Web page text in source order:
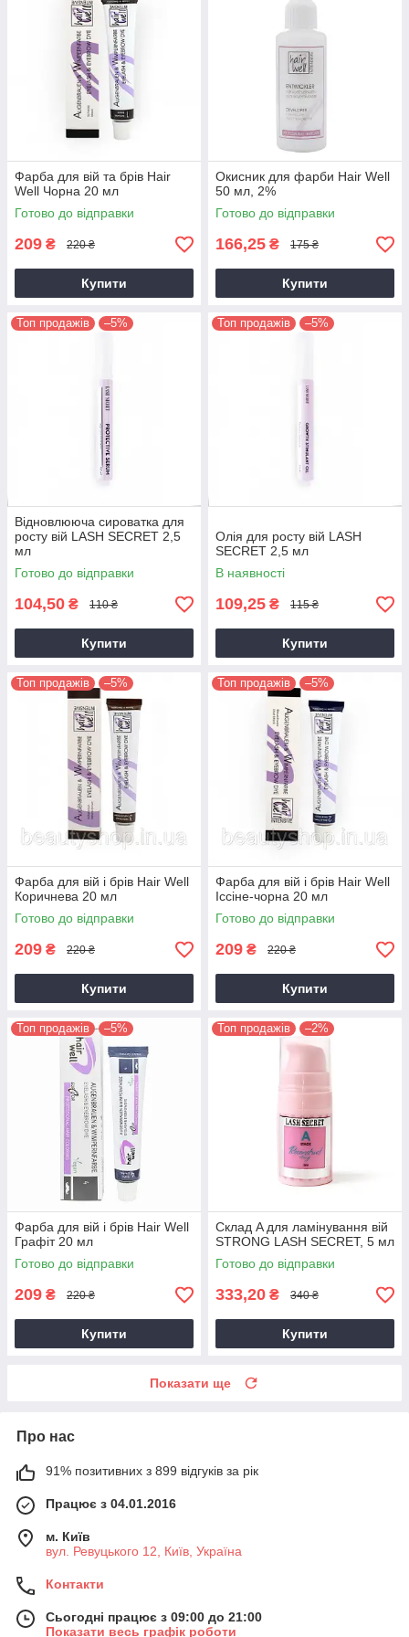
Фарба для вій та брів Hair
Well Чорна 20 мл
Готово до відправки
209 ₴ 220 ₴
Купити
Окисник для фарби Hair Well
50 мл, 2%
Готово до відправки
166,25 ₴ 175 ₴
Купити
Топ продажів –5%
Відновлююча сироватка для
росту вій LASH SECRET 2,5
мл
Готово до відправки
104,50 ₴ 110 ₴
Купити
Топ продажів –5%
Олія для росту вій LASH
SECRET 2,5 мл
В наявності
109,25 ₴ 115 ₴
Купити
Топ продажів –5%
Фарба для вій і брів Hair Well
Коричнева 20 мл
Готово до відправки
209 ₴ 220 ₴
Купити
Топ продажів –5%
Фарба для вій і брів Hair Well
Іссіне-чорна 20 мл
Готово до відправки
209 ₴ 220 ₴
Купити
Топ продажів –5%
Фарба для вій і брів Hair Well
Графіт 20 мл
Готово до відправки
209 ₴ 220 ₴
Купити
Топ продажів –2%
Склад A для ламінування вій
STRONG LASH SECRET, 5 мл
Готово до відправки
333,20 ₴ 340 ₴
Купити
Показати ще
Про нас
91% позитивних з 899 відгуків за рік
Працює з 04.01.2016
м. Київ
вул. Ревуцького 12, Київ, Україна
Контакти
Сьогодні працює з 09:00 до 21:00
Показати весь графік роботи